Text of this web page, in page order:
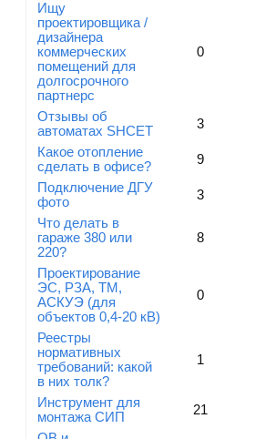
Ищу
проектировщика /
дизайнера
коммерческих
помещений для
долгосрочного
партнерс
0
Отзывы об
автоматах SHCET
3
Какое отопление
сделать в офисе?
9
Подключение ДГУ
фото
3
Что делать в
гараже 380 или
220?
8
Проектирование
ЭС, РЗА, ТМ,
АСКУЭ (для
объектов 0,4-20 кВ)
0
Реестры
нормативных
требований: какой
в них толк?
1
Инструмент для
монтажа СИП
21